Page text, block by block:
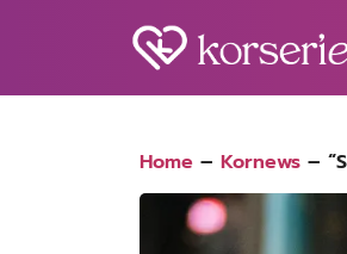
Home – Kornews –